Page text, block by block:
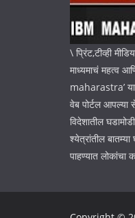
\ प्रिंट,टीव्ही
माध्यमाचं महत्व
maharastra’
वेब पोर्टल
विदेशातील
श्येत्रांतील
पाहण्यात